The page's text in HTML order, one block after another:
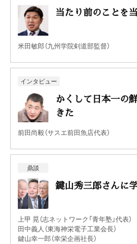
当たり前のことを
米田敏郎（九州学院剣道部監督）
インタビュー
かくして日本一の
きた
前田尚毅（サスエ前田魚店代表）
鼎談
鍵山秀三郎さんに
上甲 晃（志ネットワーク「青年塾」代表）
田中義人（東海神栄電子工業会長）
鍵山幸一郎（幸栄企画社長）